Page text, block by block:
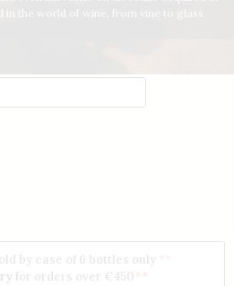
in the world of wine, from vine to glass.
by case of 6 bottles only
for orders over €450